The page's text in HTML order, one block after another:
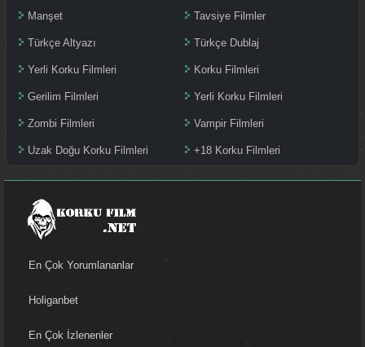
Manşet Tavsiye Filmler
Türkçe Altyazı Türkçe Dublaj
Yerli Korku Filmleri Korku Filmleri
Gerilim Filmleri Yerli Korku Filmleri
Zombi Filmleri Vampir Filmleri
Uzak Doğu Korku Filmleri +18 Korku Filmleri
En Çok Yorumlananlar
Holiganbet
En Çok İzlenenler